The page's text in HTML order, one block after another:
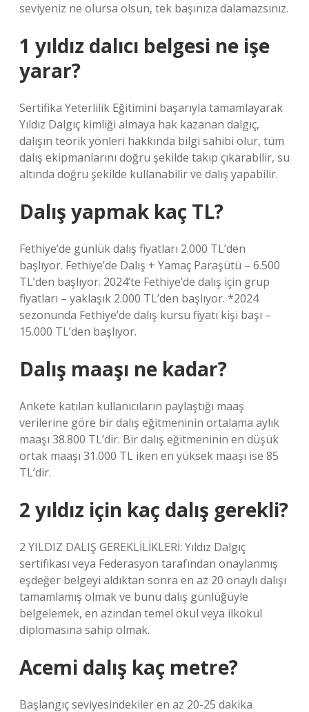
seviyeniz ne olursa olsun, tek başınıza dalamazsınız.
1 yıldız dalıcı belgesi ne işe
yarar?
Sertifika Yeterlilik Eğitimini başarıyla tamamlayarak
Yıldız Dalgıç kimliği almaya hak kazanan dalgıç,
dalışın teorik yönleri hakkında bilgi sahibi olur, tüm
dalış ekipmanlarını doğru şekilde takıp çıkarabilir, su
altında doğru şekilde kullanabilir ve dalış yapabilir.
Dalış yapmak kaç TL?
Fethiye’de günlük dalış fiyatları 2.000 TL’den
başlıyor. Fethiye’de Dalış + Yamaç Paraşütü – 6.500
TL’den başlıyor. 2024’te Fethiye’de dalış için grup
fiyatları – yaklaşık 2.000 TL’den başlıyor. *2024
sezonunda Fethiye’de dalış kursu fiyatı kişi başı –
15.000 TL’den başlıyor.
Dalış maaşı ne kadar?
Ankete katılan kullanıcıların paylaştığı maaş
verilerine göre bir dalış eğitmeninin ortalama aylık
maaşı 38.800 TL’dir. Bir dalış eğitmeninin en düşük
ortak maaşı 31.000 TL iken en yüksek maaşı ise 85
TL’dir.
2 yıldız için kaç dalış gerekli?
2 YILDIZ DALIŞ GEREKLİLİKLERİ: Yıldız Dalgıç
sertifikası veya Federasyon tarafından onaylanmış
eşdeğer belgeyi aldıktan sonra en az 20 onaylı dalışı
tamamlamış olmak ve bunu dalış günlüğüyle
belgelemek, en azından temel okul veya ilkokul
diplomasına sahip olmak.
Acemi dalış kaç metre?
Başlangıç ​​seviyesindekiler en az 20-25 dakika